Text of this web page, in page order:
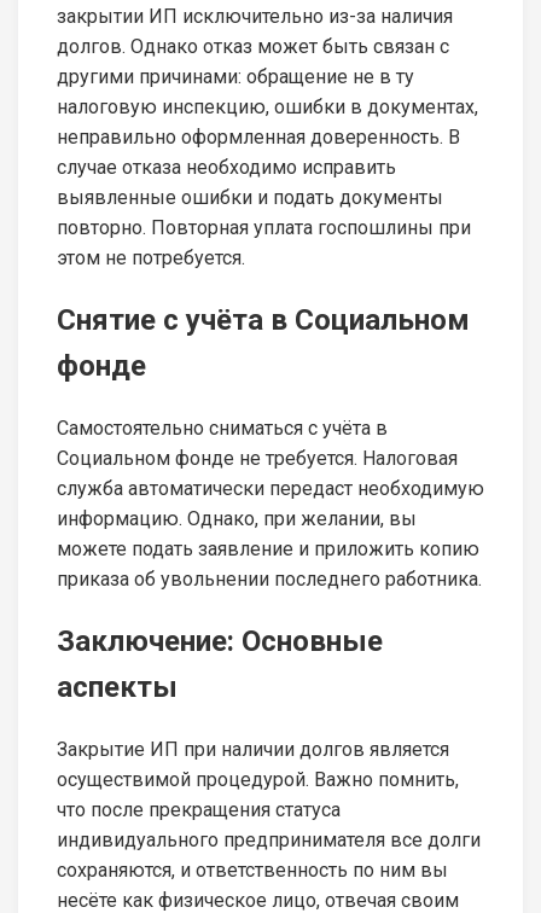
закрытии ИП исключительно из-за наличия
долгов. Однако отказ может быть связан с
другими причинами: обращение не в ту
налоговую инспекцию, ошибки в документах,
неправильно оформленная доверенность. В
случае отказа необходимо исправить
выявленные ошибки и подать документы
повторно. Повторная уплата госпошлины при
этом не потребуется.
Снятие с учёта в Социальном
фонде
Самостоятельно сниматься с учёта в
Социальном фонде не требуется. Налоговая
служба автоматически передаст необходимую
информацию. Однако, при желании, вы
можете подать заявление и приложить копию
приказа об увольнении последнего работника.
Заключение: Основные
аспекты
Закрытие ИП при наличии долгов является
осуществимой процедурой. Важно помнить,
что после прекращения статуса
индивидуального предпринимателя все долги
сохраняются, и ответственность по ним вы
несёте как физическое лицо, отвечая своим